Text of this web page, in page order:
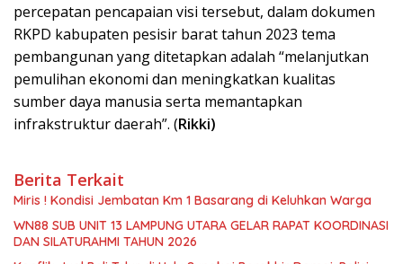
percepatan pencapaian visi tersebut, dalam dokumen
RKPD kabupaten pesisir barat tahun 2023 tema
pembangunan yang ditetapkan adalah “melanjutkan
pemulihan ekonomi dan meningkatkan kualitas
sumber daya manusia serta memantapkan
infrakstruktur daerah”. (Rikki)
Berita Terkait
Miris ! Kondisi Jembatan Km 1 Basarang di Keluhkan Warga
WN88 SUB UNIT 13 LAMPUNG UTARA GELAR RAPAT KOORDINASI
DAN SILATURAHMI TAHUN 2026